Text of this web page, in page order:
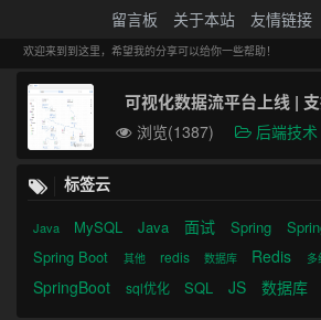
留言板 关于本站 友情链接
欢迎来到到这里，希望我的分享可以给你一些帮助！
浏览(1387)
后端技术
标签云
Java MySQL Java 面试 Spring
Spring Boot 其他 redis 数据库 Redis 多
SpringBoot sql优化 SQL JS 数据库